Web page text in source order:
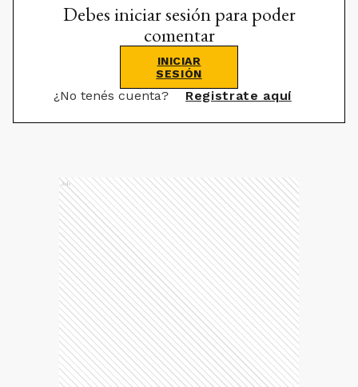
Debes iniciar sesión para poder
comentar
INICIAR
SESIÓN
¿No tenés cuenta? Registrate aquí
Ads